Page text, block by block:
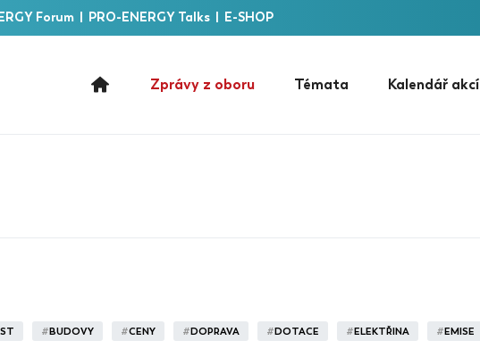
Forum PRO-ENERGY Talks E-SHOP
Zprávy z oboru Témata Kalendář akcí
#BUDOVY #CENY #DOPRAVA #DOTACE #ELEKTŘINA #EMISE